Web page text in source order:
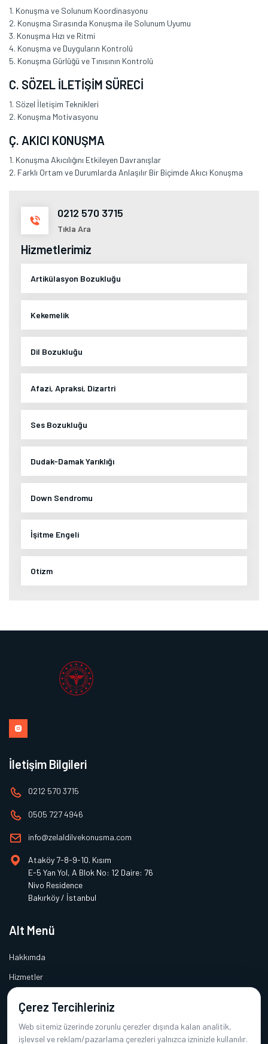
1. Konuşma ve Solunum Koordinasyonu
2. Konuşma Sırasında Konuşma ile Solunum Uyumu
3. Konuşma Hızı ve Ritmi
4. Konuşma ve Duyguların Kontrolü
5. Konuşma Gürlüğü ve Tınısının Kontrolü
C. SÖZEL İLETİŞİM SÜRECİ
1. Sözel İletişim Teknikleri
2. Konuşma Motivasyonu
Ç. AKICI KONUŞMA
1. Konuşma Akıcılığını Etkileyen Davranışlar
2. Farklı Ortam ve Durumlarda Anlaşılır Bir Biçimde Akıcı Konuşma
0212 570 3715
Tıkla Ara
Hizmetlerimiz
Artikülasyon Bozukluğu
Kekemelik
Dil Bozukluğu
Afazi, Apraksi, Dizartri
Ses Bozukluğu
Dudak-Damak Yarıklığı
Down Sendromu
İşitme Engeli
Otizm
İletişim Bilgileri
0212 570 3715
0505 727 4946
info@zelaldilvekonusma.com
Ataköy 7-8-9-10. Kısım
E-5 Yan Yol, A Blok No: 12 Daire: 76
Nivo Residence
Bakırköy / İstanbul
Alt Menü
Hakkımda
Hizmetler
Sıkça Sorulan Sorular
İletişim
Çerez Tercihleriniz
Web sitemiz üzerinde zorunlu çerezler dışında kalan analitik,
işlevsel ve reklam/pazarlama çerezleri yalnızca izninizle kullanılır.